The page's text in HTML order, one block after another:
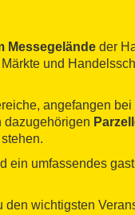
Messegelände der
und
angefangen bei
dazugehörigen
stehen.
ein umfassendes
wichtigsten